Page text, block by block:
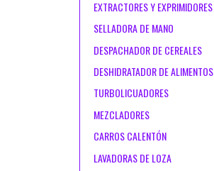
EXTRACTORES Y EXPRIMIDORES
SELLADORA DE MANO
DESPACHADOR DE CEREALES
DESHIDRATADOR DE ALIMENTOS
TURBOLICUADORES
MEZCLADORES
CARROS CALENTÓN
LAVADORAS DE LOZA